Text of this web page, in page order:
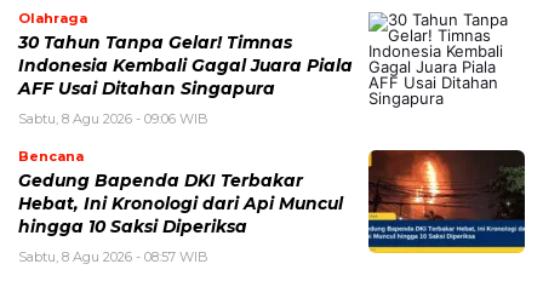
Olahraga
30 Tahun Tanpa Gelar! Timnas
Indonesia Kembali Gagal Juara Piala
AFF Usai Ditahan Singapura
Sabtu, 8 Agu 2026 - 09:06 WIB
Bencana
Gedung Bapenda DKI Terbakar
Hebat, Ini Kronologi dari Api Muncul
hingga 10 Saksi Diperiksa
Sabtu, 8 Agu 2026 - 08:57 WIB